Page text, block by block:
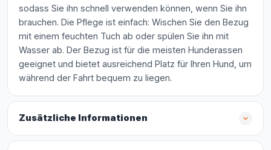
sodass Sie ihn schnell verwenden können, wenn Sie ihn
brauchen. Die Pflege ist einfach: Wischen Sie den Bezug
mit einem feuchten Tuch ab oder spülen Sie ihn mit
Wasser ab. Der Bezug ist für die meisten Hunderassen
geeignet und bietet ausreichend Platz für Ihren Hund, um
während der Fahrt bequem zu liegen.
Zusätzliche Informationen